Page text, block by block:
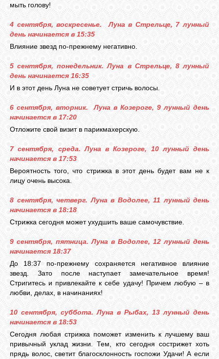
СОННИК
УСПЕХ
TWITTER
мыть голову!
4 сентября, воскресенье. Луна в Стрельце, 7 лунный
день начинается в 15:35
Влияние звезд по-прежнему негативно.
5 сентября, понедельник. Луна в Стрельце, 8 лунный
день начинается 16:35
И в этот день Луна не советует стричь волосы.
6 сентября, вторник. Луна в Козероге, 9 лунный день
начинается в 17:20
Отложите свой визит в парикмахерскую.
7 сентября, среда. Луна в Козероге, 10 лунный день
начинается в 17:53
Вероятность того, что стрижка в этот день будет вам не к
лицу очень высока.
8 сентября, четверг. Луна в Водолее, 11 лунный день
начинается в 18:18
Стрижка сегодня может ухудшить ваше самочувствие.
9 сентября, пятница. Луна в Водолее, 12 лунный день
начинается 18:37
До 18:37 по-прежнему сохраняется негативное влияние
звезд. Зато после наступает замечательное время!
Стригитесь и привлекайте к себе удачу! Причем любую – в
любви, делах, в начинаниях!
10 сентября, суббота. Луна в Рыбах, 13 лунный день
начинается в 18:53
Сегодня любая стрижка поможет изменить к лучшему ваш
привычный уклад жизни. Тем, кто сегодня сострижет хоть
прядь волос, светит благосклонность госпожи Удачи! А если